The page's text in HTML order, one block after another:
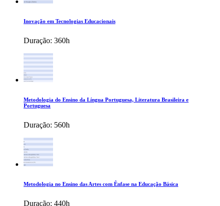
Inovação em Tecnologias Educacionais
Duração: 360h
Metodologia do Ensino da Língua Portuguesa, Literatura Brasileira e
Portuguesa
Duração: 560h
Metodologia no Ensino das Artes com Ênfase na Educação Básica
Duração: 440h